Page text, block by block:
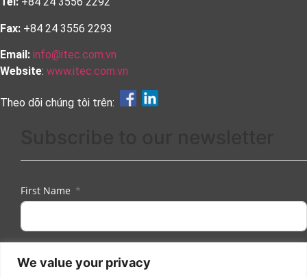
We value your privacy
Fax: +84 24 3556 2293
Email: info@itec.com.vn
Website: www.itec.com.vn
Theo dõi chúng tôi trên:
First Name